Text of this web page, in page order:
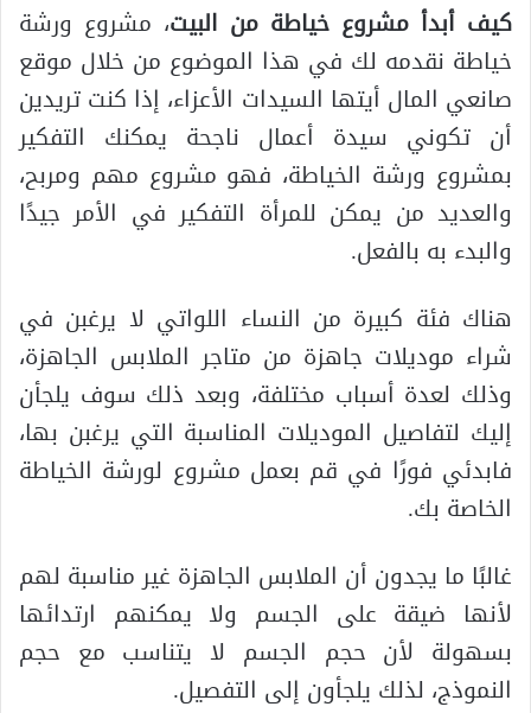
كيف أبدأ مشروع خياطة من البيت، مشروع ورشة
خياطة نقدمه لك في هذا الموضوع من خلال موقع
صانعي المال أيتها السيدات الأعزاء، إذا كنت تريدين
أن تكوني سيدة أعمال ناجحة يمكنك التفكير
بمشروع ورشة الخياطة، فهو مشروع مهم ومربح،
والعديد من يمكن للمرأة التفكير في الأمر جيدًا
والبدء به بالفعل.
هناك فئة كبيرة من النساء اللواتي لا يرغبن في
شراء موديلات جاهزة من متاجر الملابس الجاهزة،
وذلك لعدة أسباب مختلفة، وبعد ذلك سوف يلجأن
إليك لتفاصيل الموديلات المناسبة التي يرغبن بها،
فابدئي فورًا في قم بعمل مشروع لورشة الخياطة
الخاصة بك.
غالبًا ما يجدون أن الملابس الجاهزة غير مناسبة لهم
لأنها ضيقة على الجسم ولا يمكنهم ارتدائها
بسهولة لأن حجم الجسم لا يتناسب مع حجم
النموذج، لذلك يلجأون إلى التفصيل.